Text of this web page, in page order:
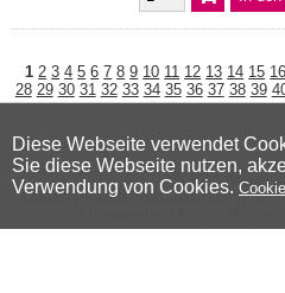
Diese Webseite verwendet
Sie diese Webseite nutzen,
Verwendung von Cookies.
1 2 3 4 5 6 7 8 9 10 11 12 13 14 15 16
28 29 30 31 32 33 34 35 36 37 38 39
© 2026 Wiener
Kontakt |Anfahrt |Versandkosten |AGB|